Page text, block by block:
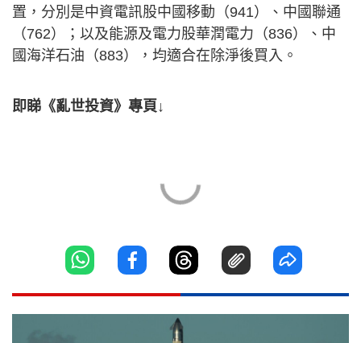
置，分別是中資電訊股中國移動（941）、中國聯通
（762）；以及能源及電力股華潤電力（836）、中
國海洋石油（883），均適合在除淨後買入。
即睇《亂世投資》專頁↓